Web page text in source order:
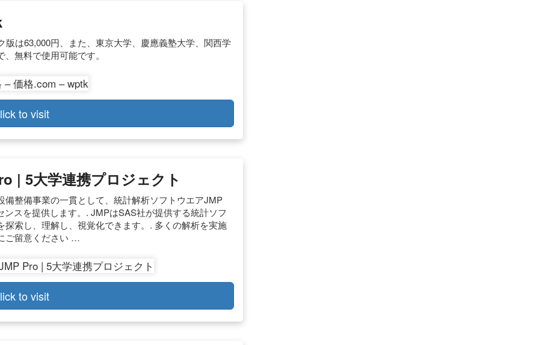
は63,000円、また、東京大学、慶應義塾大学、関西学
無料で使用可能です。
to visit
| 5大学連携プロジェクト
整備事業の一貫として、統計解析ソフトウエアJMP
スを提供します。. JMPはSAS社が提供する統計ソフ
索し、理解し、視覚化できます。. 多くの解析を実施
ご留意ください …
to visit